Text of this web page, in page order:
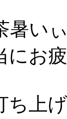
暑い
にお
ち上